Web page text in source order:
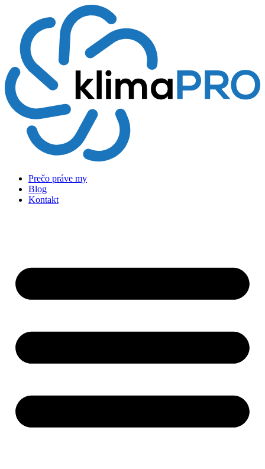
obsah
Prečo práve my
Blog
Kontakt